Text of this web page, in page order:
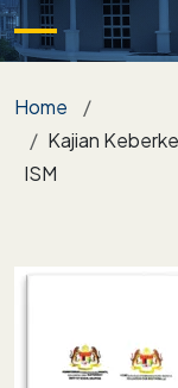
Breadcrumb
Home
Kajian
ISM